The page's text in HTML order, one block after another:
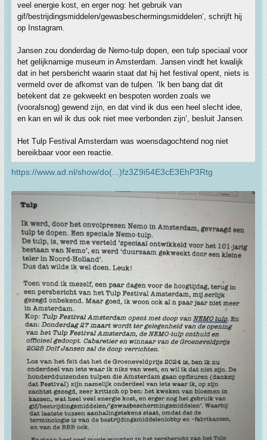
veel energie kost, en erger nog: het gebruik van
gif/bestrijdingsmiddelen/gewasbeschermingsmiddelen’, schrijft hij
op Instagram.
Jansen zou donderdag de Nemo-tulp dopen, een tulp speciaal voor
het gelijknamige museum in Amsterdam. Jansen vindt het kwalijk
dat in het persbericht waarin staat dat hij het festival opent, niets is
vermeld over de afkomst van de tulpen. ‘Ik ben bang dat dit
betekent dat ze gekweekt en bespoten worden zoals we
(vooralsnog) gewend zijn, en dat vind ik dus een heel slecht idee,
en kan en wil ik dus ook niet mee verbonden zijn’, besluit Jansen.
Het Tulp Festival Amsterdam was woensdagochtend nog niet
bereikbaar voor een reactie.
https://www.ad.nl/show/do(...)fz3Z9i54E3cE3EhP3Rtg